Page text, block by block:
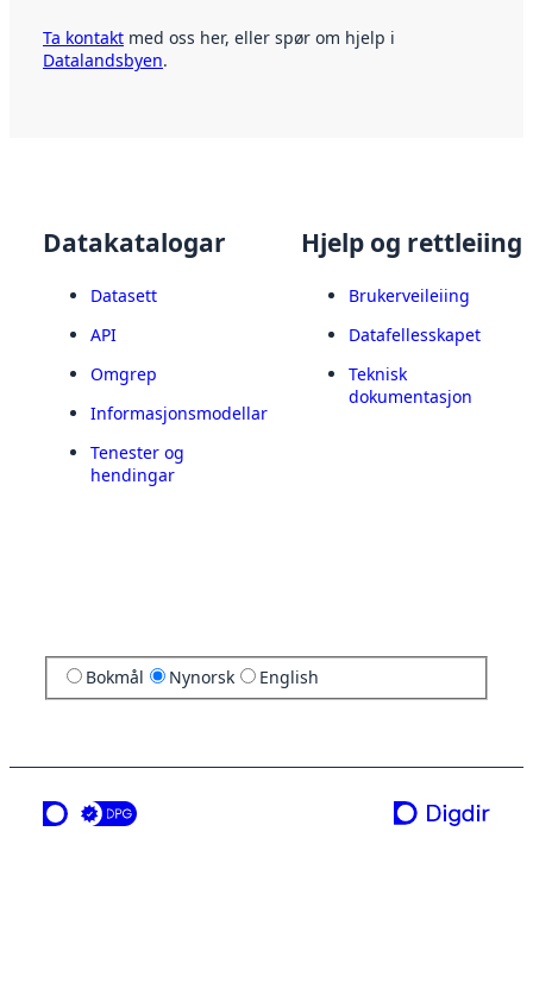
Ta kontakt med oss her, eller spør om hjelp i
Datalandsbyen.
Datakatalogar
Datasett
API
Omgrep
Informasjonsmodellar
Tenester og
hendingar
Hjelp og rettleiing
Brukerveileiing
Datafellesskapet
Teknisk
dokumentasjon
Bokmål Nynorsk English